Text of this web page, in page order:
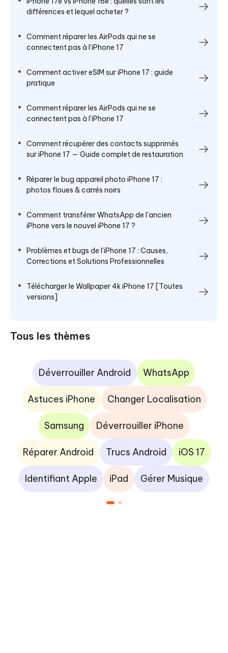
différences et lequel acheter ?
Comment réparer les AirPods qui ne se
connectent pas à l'iPhone 17
Comment activer eSIM sur iPhone 17 : guide
pratique
Comment réparer les AirPods qui ne se
connectent pas à l'iPhone 17
Comment récupérer des contacts supprimés
sur iPhone 17 — Guide complet de restauration
Réparer le bug appareil photo iPhone 17 :
photos floues & carrés noirs
Comment transférer WhatsApp de l'ancien
iPhone vers le nouvel iPhone 17 ?
Problèmes et bugs de l'iPhone 17 : Causes,
Corrections et Solutions Professionnelles
Télécharger le Wallpaper 4k iPhone 17 [Toutes
versions]
Tous les thèmes
Déverrouiller Android WhatsApp
Astuces iPhone Changer Localisation
Samsung Déverrouiller iPhone
Réparer Android Trucs Android iOS 17
Identifiant Apple iPad Gérer Musique